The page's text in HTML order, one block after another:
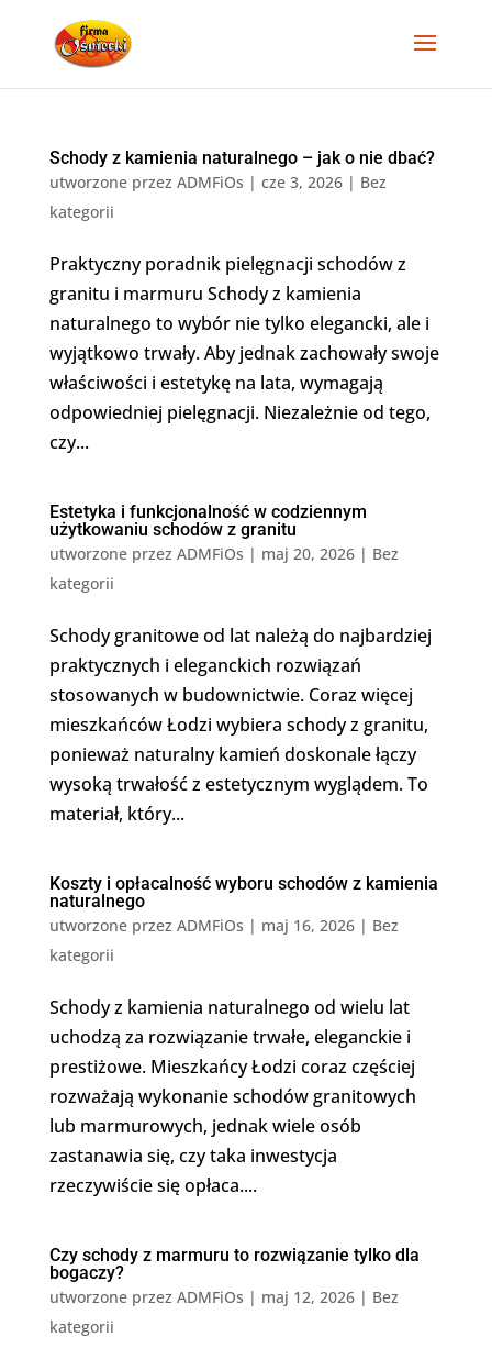
Schody z kamienia naturalnego – jak o nie dbać?
utworzone przez ADMFiOs | cze 3, 2026| Bez
kategorii
Praktyczny poradnik pielęgnacji schodów z
granitu i marmuru Schody z kamienia
naturalnego to wybór nie tylko elegancki, ale i
wyjątkowo trwały. Aby jednak zachowały swoje
właściwości i estetykę na lata, wymagają
odpowiedniej pielęgnacji. Niezależnie od tego,
czy...
Estetyka i funkcjonalność w codziennym
użytkowaniu schodów z granitu
utworzone przez ADMFiOs | maj 20, 2026| Bez
kategorii
Schody granitowe od lat należą do najbardziej
praktycznych i eleganckich rozwiązań
stosowanych w budownictwie. Coraz więcej
mieszkańców Łodzi wybiera schody z granitu,
ponieważ naturalny kamień doskonale łączy
wysoką trwałość z estetycznym wyglądem. To
materiał, który...
Koszty i opłacalność wyboru schodów z kamienia
naturalnego
utworzone przez ADMFiOs | maj 16, 2026| Bez
kategorii
Schody z kamienia naturalnego od wielu lat
uchodzą za rozwiązanie trwałe, eleganckie i
prestiżowe. Mieszkańcy Łodzi coraz częściej
rozważają wykonanie schodów granitowych
lub marmurowych, jednak wiele osób
zastanawia się, czy taka inwestycja
rzeczywiście się opłaca....
Czy schody z marmuru to rozwiązanie tylko dla
bogaczy?
utworzone przez ADMFiOs | maj 12, 2026| Bez
kategorii